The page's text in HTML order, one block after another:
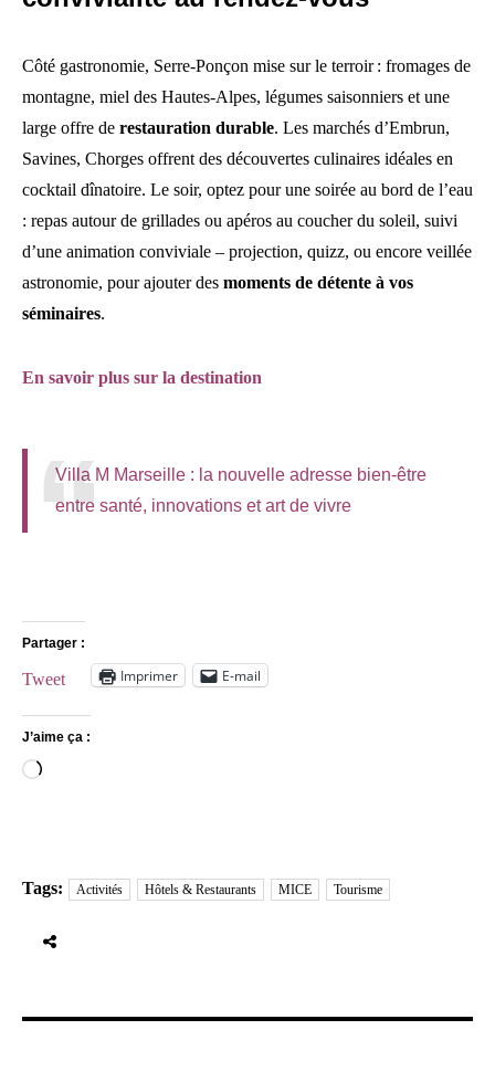
Côté gastronomie, Serre‑Ponçon mise sur le terroir : fromages de
montagne, miel des Hautes-Alpes, légumes saisonniers et une
large offre de restauration durable. Les marchés d’Embrun,
Savines, Chorges offrent des découvertes culinaires idéales en
cocktail dînatoire. Le soir, optez pour une soirée au bord de l’eau
: repas autour de grillades ou apéros au coucher du soleil, suivi
d’une animation conviviale – projection, quizz, ou encore veillée
astronomie, pour ajouter des moments de détente à vos
séminaires.
En savoir plus sur la destination
Villa M Marseille : la nouvelle adresse bien-être
entre santé, innovations et art de vivre
Partager :
Tweet Imprimer E-mail
J’aime ça :
Chargement…
Tags: Activités Hôtels & Restaurants MICE Tourisme